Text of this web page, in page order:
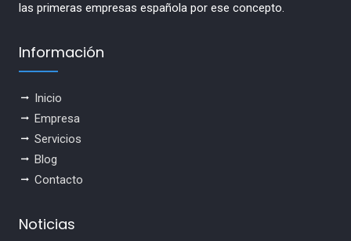
las primeras empresas española por ese concepto.
Información
Inicio
Empresa
Servicios
Blog
Contacto
Noticias